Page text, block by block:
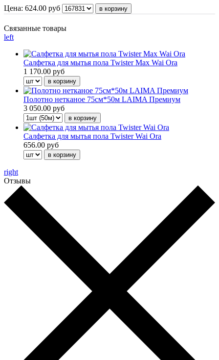
Цена: 624.00 руб
Связанные товары
left
Салфетка для мытья пола Twister Max Wai Ora
1 170.00 руб
Полотно нетканое 75см*50м LAIMA Премиум
3 050.00 руб
Салфетка для мытья пола Twister Wai Ora
656.00 руб
right
Отзывы